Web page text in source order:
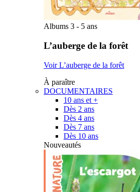
Albums 3 - 5 ans
L’auberge de la forêt
Voir L’auberge de la forêt
À paraître
DOCUMENTAIRES
10 ans et +
Dès 2 ans
Dès 4 ans
Dès 7 ans
Dès 10 ans
Nouveautés